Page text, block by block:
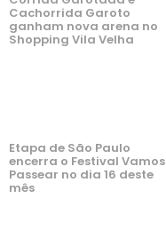
Cachorrida Garoto
ganham nova arena no
Shopping Vila Velha
Etapa de São Paulo
encerra o Festival Vamos
Passear no dia 16 deste
mês